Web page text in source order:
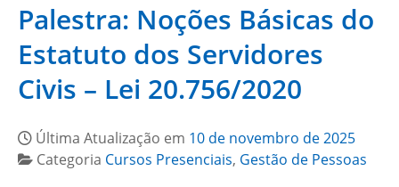
Palestra: Noções Básicas do
Estatuto dos Servidores
Civis – Lei 20.756/2020
Última Atualização em 10 de novembro de 2025
Categoria Cursos Presenciais, Gestão de Pessoas